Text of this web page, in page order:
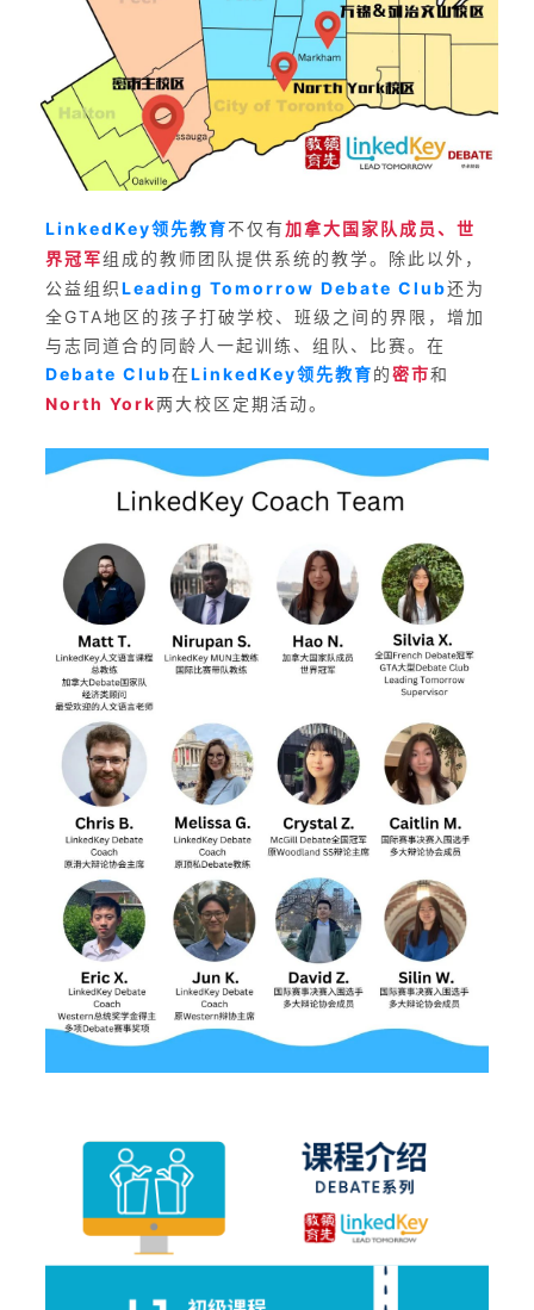
LinkedKey领先教育不仅有加拿大国家队成员、世
界冠军组成的教师团队提供系统的教学。 除此以外，
公益组织Leading Tomorrow Debate Club还为
全GTA地区的孩子打破学校、班级之间的界限，增加
与志同道合的同龄人一起训练、组队、比赛。在
Debate Club在LinkedKey领先教育的密市和
North York两大校区定期活动。